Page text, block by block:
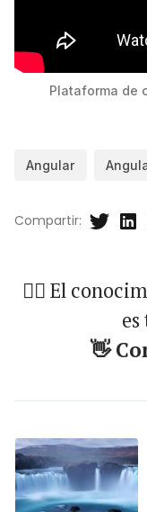
Plataforma de
Angular
Compartir:
🐱‍🏍 El
👋